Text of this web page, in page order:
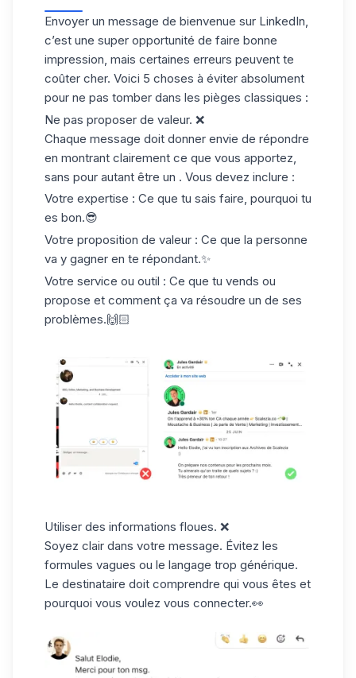
Envoyer un message de bienvenue sur LinkedIn,
c’est une super opportunité de faire bonne
impression, mais certaines erreurs peuvent te
coûter cher. Voici 5 choses à éviter absolument
pour ne pas tomber dans les pièges classiques :
Ne pas proposer de valeur. ❌
Chaque message doit donner envie de répondre
en montrant clairement ce que vous apportez,
sans pour autant être un . Vous devez inclure :
Votre expertise : Ce que tu sais faire, pourquoi tu
es bon.😎
Votre proposition de valeur : Ce que la personne
va y gagner en te répondant.✨
Votre service ou outil : Ce que tu vends ou
propose et comment ça va résoudre un de ses
problèmes.🙌🏻
Utiliser des informations floues. ❌
Soyez clair dans votre message. Évitez les
formules vagues ou le langage trop générique.
Le destinataire doit comprendre qui vous êtes et
pourquoi vous voulez vous connecter.👀